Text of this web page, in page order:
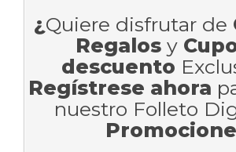
¿Quiere disfrutar de
Regalos y
descuento
Regístrese ahora
nuestro Folleto